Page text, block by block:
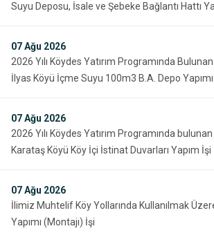
Suyu Deposu, İsale ve Şebeke Bağlantı Hattı
07Ağu 2026
2026 Yılı Köydes Yatırım Programında
İlyas Köyü İçme Suyu 100m3 B.A. Depo
07Ağu 2026
2026 Yılı Köydes Yatırım Programında
Karataş Köyü Köy İçi İstinat Duvarları Yapım İşi
07Ağu 2026
İlimiz Muhtelif Köy Yollarında Kullanılmak
Yapımı (Montajı) İşi